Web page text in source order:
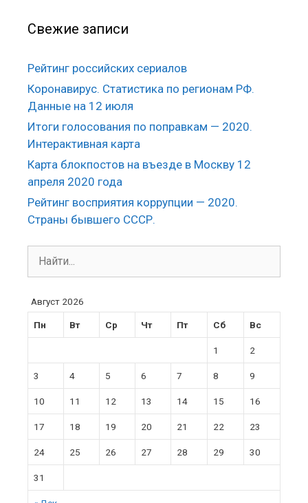
Свежие записи
Рейтинг российских сериалов
Коронавирус. Статистика по регионам РФ.
Данные на 12 июля
Итоги голосования по поправкам — 2020.
Интерактивная карта
Карта блокпостов на въезде в Москву 12
апреля 2020 года
Рейтинг восприятия коррупции — 2020.
Страны бывшего СССР.
Поиск:
Август 2026
Пн Вт Ср Чт Пт Сб Вс
1 2
3 4 5 6 7 8 9
10 11 12 13 14 15 16
17 18 19 20 21 22 23
24 25 26 27 28 29 30
31